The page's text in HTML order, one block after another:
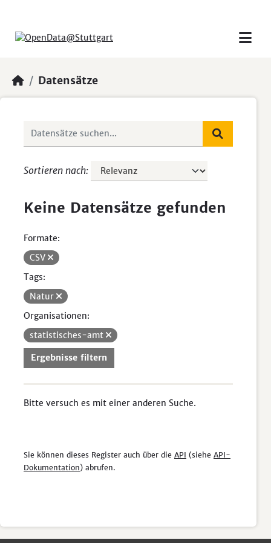
Datensätze
Sortieren nach
Keine Datensätze gefunden
Formate:
CSV
Tags:
Natur
Organisationen:
statistisches-amt
Ergebnisse filtern
Bitte versuch es mit einer anderen Suche.
Sie können dieses Register auch über die API (siehe API-
Dokumentation) abrufen.